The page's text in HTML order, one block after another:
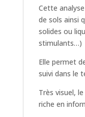
Cette
de sols ainsi
solides ou
stimulants…)
Elle permet
suivi dans le
Très visuel,
riche en